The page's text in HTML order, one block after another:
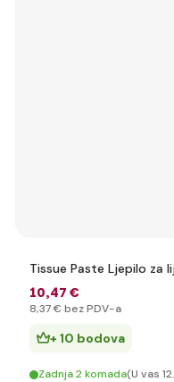
Tissue Paste Ljepilo za
10,47 €
8,37 € bez PDV-a
+ 10 bodova
Zadnja 2 komada(U vas